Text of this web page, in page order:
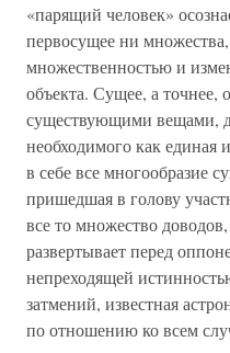
«парящий человек»
первосущее ни
множественностью и
объекта. Сущее, а
существующими вещами,
необходимого как единая
в себе все многообразие
пришедшая в голову
все то множество
развертывает перед
непреходящей
затмений, известная
по отношению ко всем